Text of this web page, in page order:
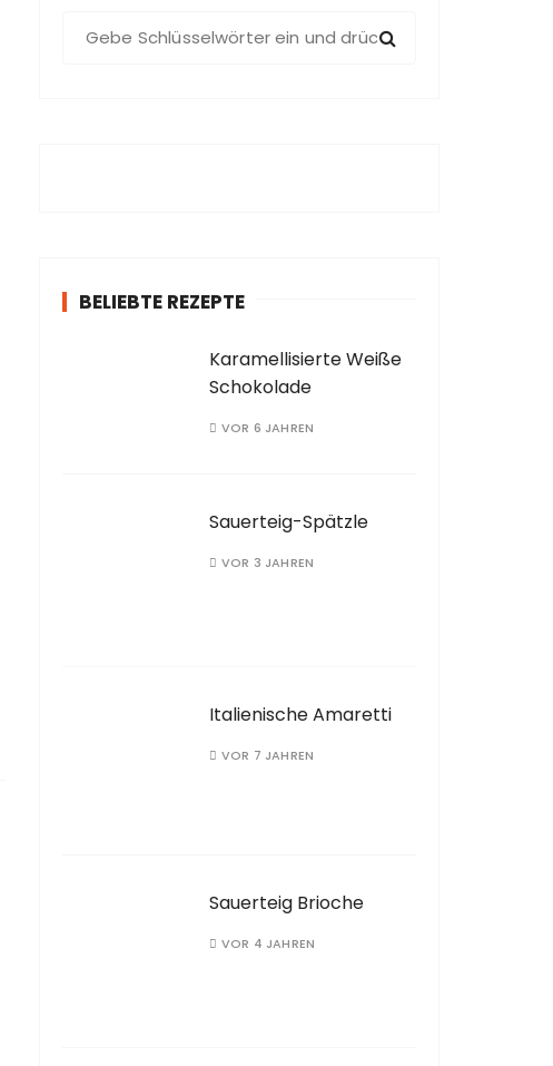
BELIEBTE REZEPTE
Karamellisierte Weiße
Schokolade
VOR 6 JAHREN
Sauerteig-Spätzle
VOR 3 JAHREN
Italienische Amaretti
VOR 7 JAHREN
Sauerteig Brioche
VOR 4 JAHREN